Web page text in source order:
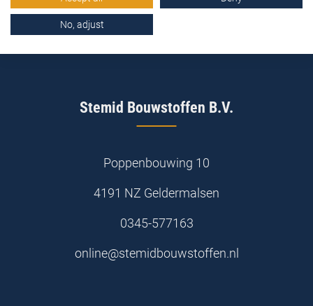
Stemid Bouwstoffen B.V.
Poppenbouwing 10
4191 NZ Geldermalsen
0345-577163
online@stemidbouwstoffen.nl
No, adjust